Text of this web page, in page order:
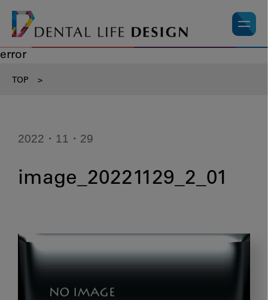
error
TOP >
2022・11・29
image_20221129_2_01